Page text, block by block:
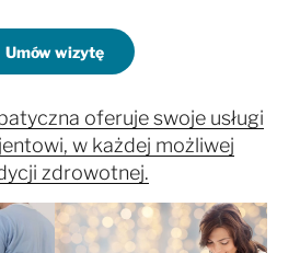
Umów wizytę
oferuje swoje usługi
w każdej możliwej
zdrowotnej.